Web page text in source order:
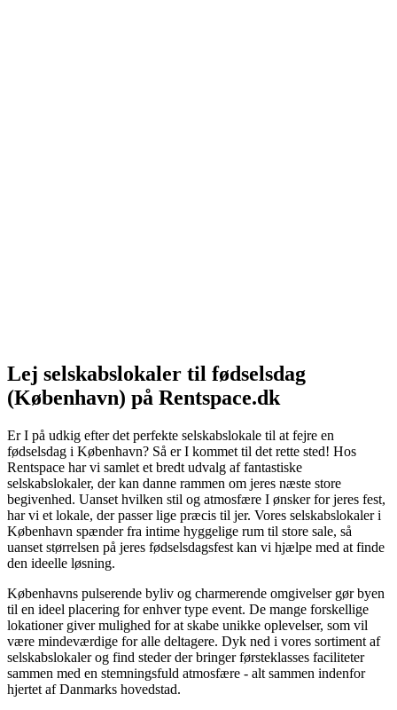
Lej selskabslokaler til fødselsdag
(København) på Rentspace.dk
Er I på udkig efter det perfekte selskabslokale til at fejre en
fødselsdag i København? Så er I kommet til det rette sted! Hos
Rentspace har vi samlet et bredt udvalg af fantastiske
selskabslokaler, der kan danne rammen om jeres næste store
begivenhed. Uanset hvilken stil og atmosfære I ønsker for jeres fest,
har vi et lokale, der passer lige præcis til jer. Vores selskabslokaler i
København spænder fra intime hyggelige rum til store sale, så
uanset størrelsen på jeres fødselsdagsfest kan vi hjælpe med at finde
den ideelle løsning.
Københavns pulserende byliv og charmerende omgivelser gør byen
til en ideel placering for enhver type event. De mange forskellige
lokationer giver mulighed for at skabe unikke oplevelser, som vil
være mindeværdige for alle deltagere. Dyk ned i vores sortiment af
selskabslokaler og find steder der bringer førsteklasses faciliteter
sammen med en stemningsfuld atmosfære - alt sammen indenfor
hjertet af Danmarks hovedstad.